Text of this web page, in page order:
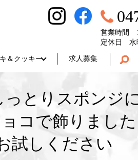
＆クッキー 求人募集
営業時間
定休日 水
とりスポンジ
コで飾りまし
試しください